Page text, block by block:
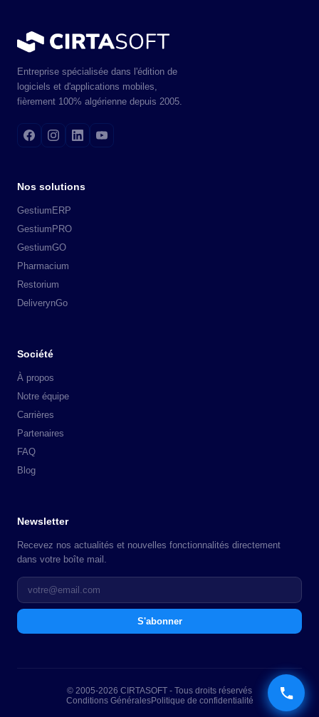
Entreprise spécialisée dans l'édition de
logiciels et d'applications mobiles,
fièrement 100% algérienne depuis 2005.
Nos solutions
GestiumERP
GestiumPRO
GestiumGO
Pharmacium
Restorium
DeliverynGo
Société
À propos
Notre équipe
Carrières
Partenaires
FAQ
Blog
Newsletter
Recevez nos actualités et nouvelles fonctionnalités directement
dans votre boîte mail.
S'abonner
© 2005-2026 CIRTASOFT - Tous droits réservés
Conditions GénéralesPolitique de confidentialité